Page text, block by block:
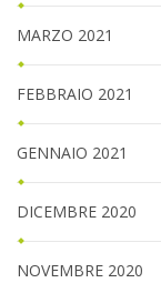
MARZO 2021
FEBBRAIO 2021
GENNAIO 2021
DICEMBRE 2020
NOVEMBRE 2020